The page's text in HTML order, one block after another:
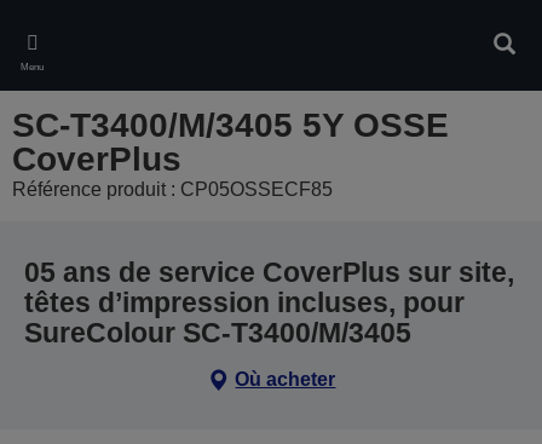
main
content
Menu
SC-T3400/M/3405 5Y OSSE
CoverPlus
Référence produit : CP05OSSECF85
05 ans de service CoverPlus sur site,
têtes d’impression incluses, pour
SureColour SC-T3400/M/3405
Où acheter